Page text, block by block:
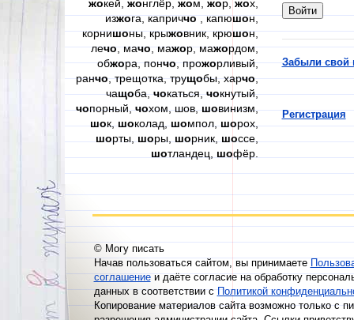
жокей,жонглёр,жом,жор,жох,
изжога, каприччо, капюшон,
корнишоны, крыжовник, крюшон,
лечо, мачо, мажор, мажордом,
обжора, пончо, прожорливый,
ранчо, трещотка, трущобы, харчо,
чащоба,чокаться,чокнутый,
чопорный,чохом, шов,шовинизм,
шок,шоколад,шомпол,шорох,
шорты, шоры, шорник, шоссе,
шотландец, шофёр.
Забыли свой
Регистрация
© Могу писать
Начав пользоваться сайтом, вы принимаете
соглашениеи даёте согласие на обработку
данных в соответствии сПолитикой
Копирование материалов сайта возможно только с